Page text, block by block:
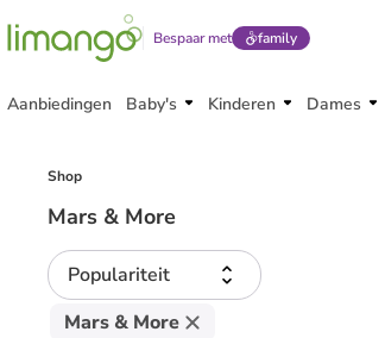
Bespaar met family
Aanbiedingen Baby's Kinderen Dames
Shop
Mars & More
Populariteit
Mars & More